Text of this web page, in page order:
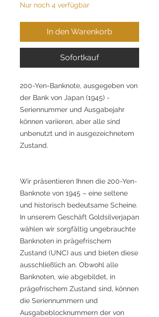
Nur noch 4 verfügbar
In den Warenkorb
Sofortkauf
200-Yen-Banknote, ausgegeben von
der Bank von Japan (1945) -
Seriennummer und Ausgabejahr
können variieren, aber alle sind
unbenutzt und in ausgezeichnetem
Zustand.
Wir präsentieren Ihnen die 200-Yen-
Banknote von 1945 – eine seltene
und historisch bedeutsame Scheine.
In unserem Geschäft Goldsilverjapan
wählen wir sorgfältig ungebrauchte
Banknoten in prägefrischem
Zustand (UNC) aus und bieten diese
ausschließlich an. Obwohl alle
Banknoten, wie abgebildet, in
prägefrischem Zustand sind, können
die Seriennummern und
Ausgabeblocknummern der von